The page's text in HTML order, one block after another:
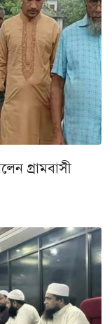
গ্রামবাসী